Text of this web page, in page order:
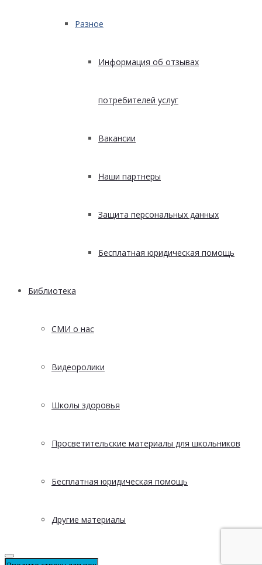
Разное
Информация об отзывах
потребителей услуг
Вакансии
Наши партнеры
Защита персональных данных
Бесплатная юридическая помощь
Библиотека
СМИ о нас
Видеоролики
Школы здоровья
Просветительские материалы для школьников
Бесплатная юридическая помощь
Другие материалы